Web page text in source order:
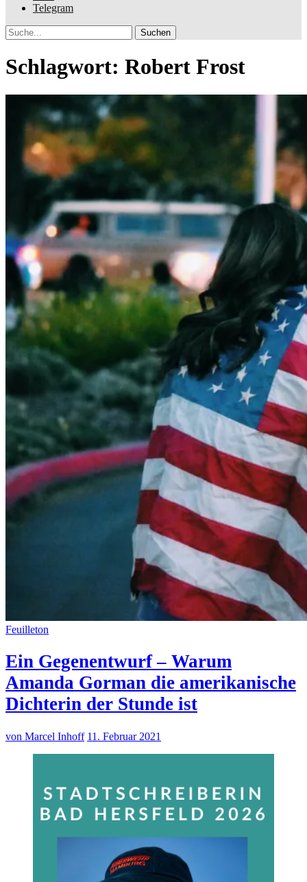
Telegram
Suche
Schlagwort: Robert Frost
Feuilleton
Ein Gegenentwurf – Warum
Amanda Gorman die amerikanische
Dichterin der Stunde ist
von Marcel Inhoff 11. Februar 2021